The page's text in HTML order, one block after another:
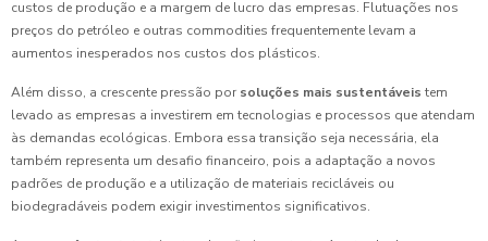
custos de produção e a margem de lucro das empresas. Flutuações nos
preços do petróleo e outras commodities frequentemente levam a
aumentos inesperados nos custos dos plásticos.
Além disso, a crescente pressão por soluções mais sustentáveis tem
levado as empresas a investirem em tecnologias e processos que atendam
às demandas ecológicas. Embora essa transição seja necessária, ela
também representa um desafio financeiro, pois a adaptação a novos
padrões de produção e a utilização de materiais recicláveis ou
biodegradáveis podem exigir investimentos significativos.